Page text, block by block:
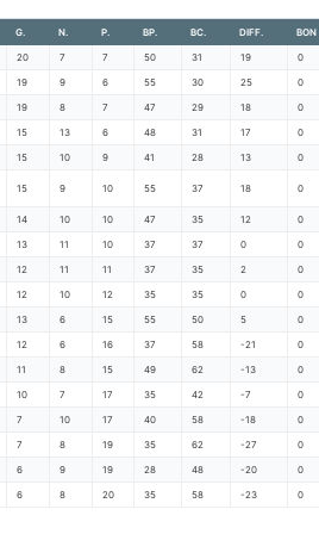
G. N. P. BP. BC. DIFF. BON
20 7 7 50 31 19 0
19 9 6 55 30 25 0
19 8 7 47 29 18 0
15 13 6 48 31 17 0
15 10 9 41 28 13 0
15 9 10 55 37 18 0
14 10 10 47 35 12 0
13 11 10 37 37 0 0
12 11 11 37 35 2 0
12 10 12 35 35 0 0
13 6 15 55 50 5 0
12 6 16 37 58 -21 0
11 8 15 49 62 -13 0
10 7 17 35 42 -7 0
7 10 17 40 58 -18 0
7 8 19 35 62 -27 0
6 9 19 28 48 -20 0
6 8 20 35 58 -23 0